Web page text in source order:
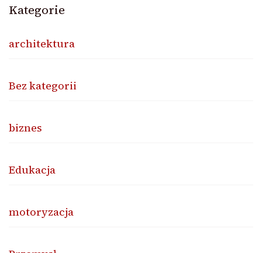
Kategorie
architektura
Bez kategorii
biznes
Edukacja
motoryzacja